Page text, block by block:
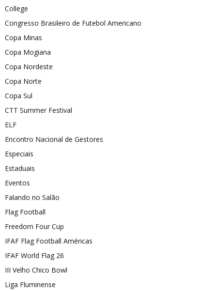
College
Congresso Brasileiro de Futebol Americano
Copa Minas
Copa Mogiana
Copa Nordeste
Copa Norte
Copa Sul
CTT Summer Festival
ELF
Encontro Nacional de Gestores
Especiais
Estaduais
Eventos
Falando no Salão
Flag Football
Freedom Four Cup
IFAF Flag Football Américas
IFAF World Flag 26
III Velho Chico Bowl
Liga Fluminense